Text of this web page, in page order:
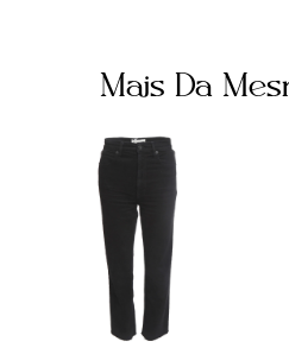
Mais Da